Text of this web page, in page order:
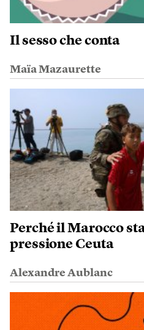
Il sesso che conta
Maïa Mazaurette
Perché il Marocco
pressione Ceuta
Alexandre Aublanc